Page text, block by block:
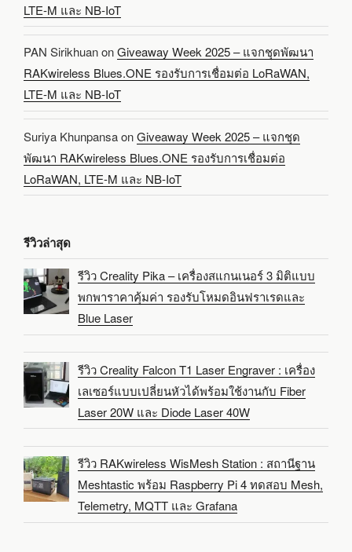
LTE-M และ NB-IoT
PAN SirikhuanonGiveaway Week 2025 – แจกชุดพัฒนา
RAKwireless Blues.ONE รองรับการเชื่อมต่อ LoRaWAN,
LTE-M และ NB-IoT
Suriya KhunpansaonGiveaway Week 2025 – แจกชุด
พัฒนา RAKwireless Blues.ONE รองรับการเชื่อมต่อ
LoRaWAN, LTE-M และ NB-IoT
รีวิวล่าสุด
รีวิว Creality Pika – เครื่องสแกนเนอร์ 3 มิติแบบ
พกพาราคาคุ้มค่า รองรับโหมดอินฟราเรดและ
Blue Laser
รีวิว Creality Falcon T1 Laser Engraver : เครื่อง
เลเซอร์แบบเปลี่ยนหัวได้พร้อมใช้งานกับ Fiber
Laser 20W และ Diode Laser 40W
รีวิว RAKwireless WisMesh Station : สถานีฐาน
Meshtastic พร้อม Raspberry Pi 4 ทดสอบ Mesh,
Telemetry, MQTT และ Grafana